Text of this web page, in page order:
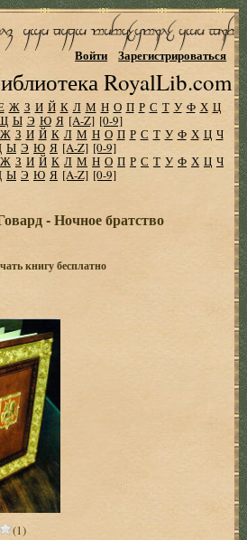
RoyalLib.com
Войти Зарегистрироваться
Ж З И Й К Л М Н О П Р С Т У Ф Х Ц
Ы Э Ю Я [A-Z] [0-9]
Ж З И Й К Л М Н О П Р С Т У Ф Х Ц Ч
Ы Э Ю Я [A-Z] [0-9]
Ж З И Й К Л М Н О П Р С Т У Ф Х Ц Ч
Ы Э Ю Я [A-Z] [0-9]
- Ночное братство
книгу бесплатно
(1)